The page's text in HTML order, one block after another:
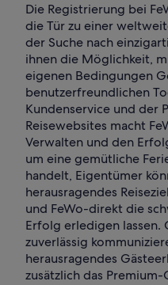
Die Registrierung bei
die Tür zu einer
der Suche nach
ihnen die Möglichkeit,
eigenen Bedingungen
benutzerfreundlichen
Kundenservice und der
Reisewebsites macht
Verwalten und den
um eine gemütliche
handelt, Eigentümer
herausragendes
und FeWo-direkt die
Erfolg erledigen lassen.
zuverlässig
herausragendes
zusätzlich das